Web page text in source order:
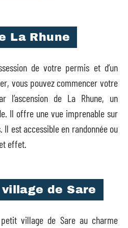
La Rhune
de votre permis et d’un
vous pouvez commencer votre
l’ascension de La Rhune, un
Il offre une vue imprenable sur
Il est accessible en randonnée ou
effet.
de Sare
village de Sare au charme